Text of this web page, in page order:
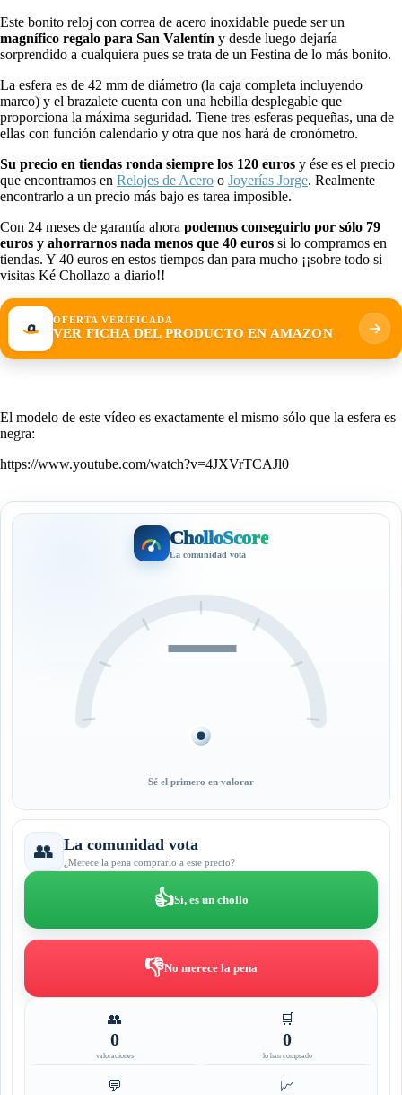
Este bonito reloj con correa de acero inoxidable puede ser un
magnífico regalo para San Valentín y desde luego dejaría
sorprendido a cualquiera pues se trata de un Festina de lo más bonito.
La esfera es de 42 mm de diámetro (la caja completa incluyendo
marco) y el brazalete cuenta con una hebilla desplegable que
proporciona la máxima seguridad. Tiene tres esferas pequeñas, una de
ellas con función calendario y otra que nos hará de cronómetro.
Su precio en tiendas ronda siempre los 120 euros y ése es el precio
que encontramos en Relojes de Acero o Joyerías Jorge. Realmente
encontrarlo a un precio más bajo es tarea imposible.
Con 24 meses de garantía ahora podemos conseguirlo por sólo 79
euros y ahorrarnos nada menos que 40 euros si lo compramos en
tiendas. Y 40 euros en estos tiempos dan para mucho ¡¡sobre todo si
visitas Ké Chollazo a diario!!
OFERTA VERIFICADA
VER FICHA DEL PRODUCTO EN AMAZON
El modelo de este vídeo es exactamente el mismo sólo que la esfera es
negra:
https://www.youtube.com/watch?v=4JXVrTCAJl0
CholloScore
La comunidad vota
—
Sé el primero en valorar
👥 La comunidad vota
¿Merece la pena comprarlo a este precio?
👍Sí, es un chollo
👎No merece la pena
👥
0
valoraciones
🛒
0
lo han comprado
💬 📈